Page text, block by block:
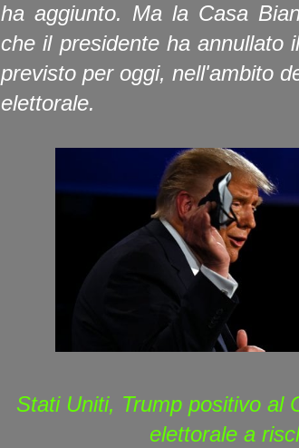
ha aggiunto. Ma la Casa
che il presidente ha annullato
previsto per oggi, nell'ambito
elettorale.
Stati Uniti, Trump positivo al
elettorale a